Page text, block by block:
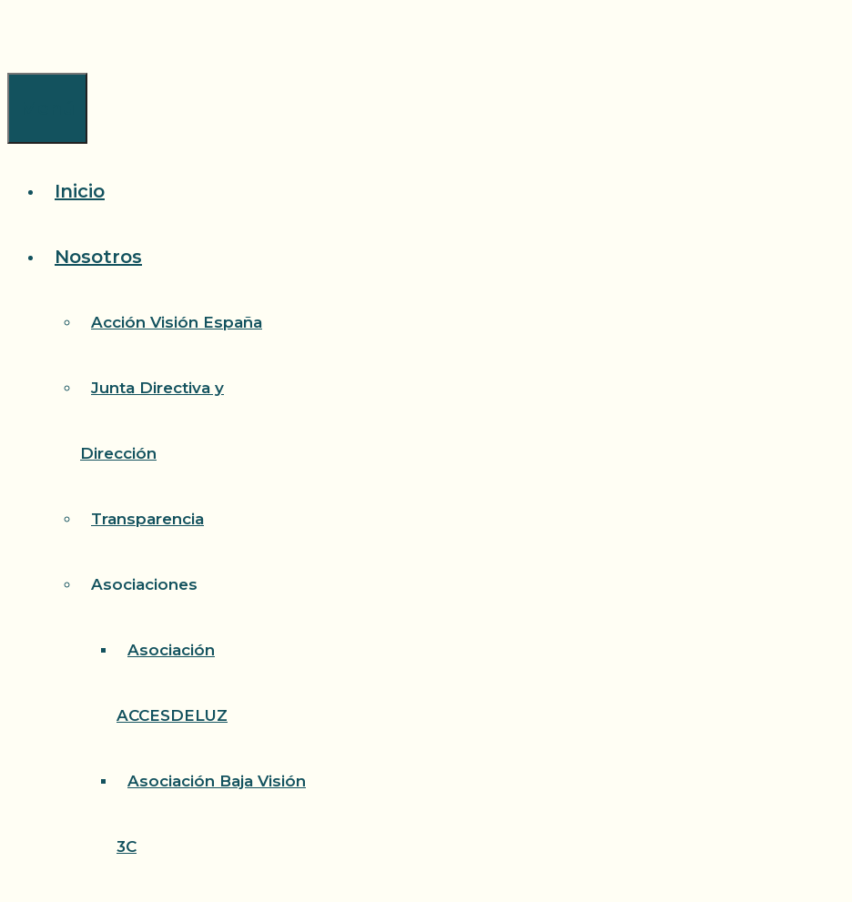
Inicio
Nosotros
Acción Visión España
Junta Directiva y
Dirección
Transparencia
Asociaciones
Asociación
ACCESDELUZ
Asociación Baja Visión
3C